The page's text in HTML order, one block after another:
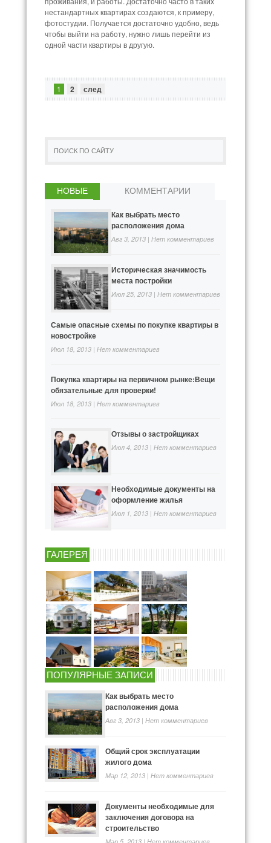
нестандартных квартирах создаются, к примеру,
фотостудии. Получается достаточно удобно, ведь
чтобы выйти на работу, нужно лишь перейти из
одной части квартиры в другую.
1 2 след
НОВЫЕ КОММЕНТАРИИ
Как выбрать место
расположения дома
Авг 3, 2013 | Нет комментариев
Историческая значимость
места постройки
Июл 25, 2013 | Нет комментариев
Самые опасные схемы по покупке квартиры в
новостройке
Июл 18, 2013 | Нет комментариев
Покупка квартиры на первичном рынке:Вещи
обязательные для проверки!
Июл 18, 2013 | Нет комментариев
Отзывы о застройщиках
Июл 4, 2013 | Нет комментариев
Необходимые документы на
оформление жилья
Июл 1, 2013 | Нет комментариев
ГАЛЕРЕЯ
ПОПУЛЯРНЫЕ ЗАПИСИ
Как выбрать место
расположения дома
Авг 3, 2013 | Нет комментариев
Общий срок эксплуатации
жилого дома
Мар 12, 2013 | Нет комментариев
Документы необходимые для
заключения договора на
строительство